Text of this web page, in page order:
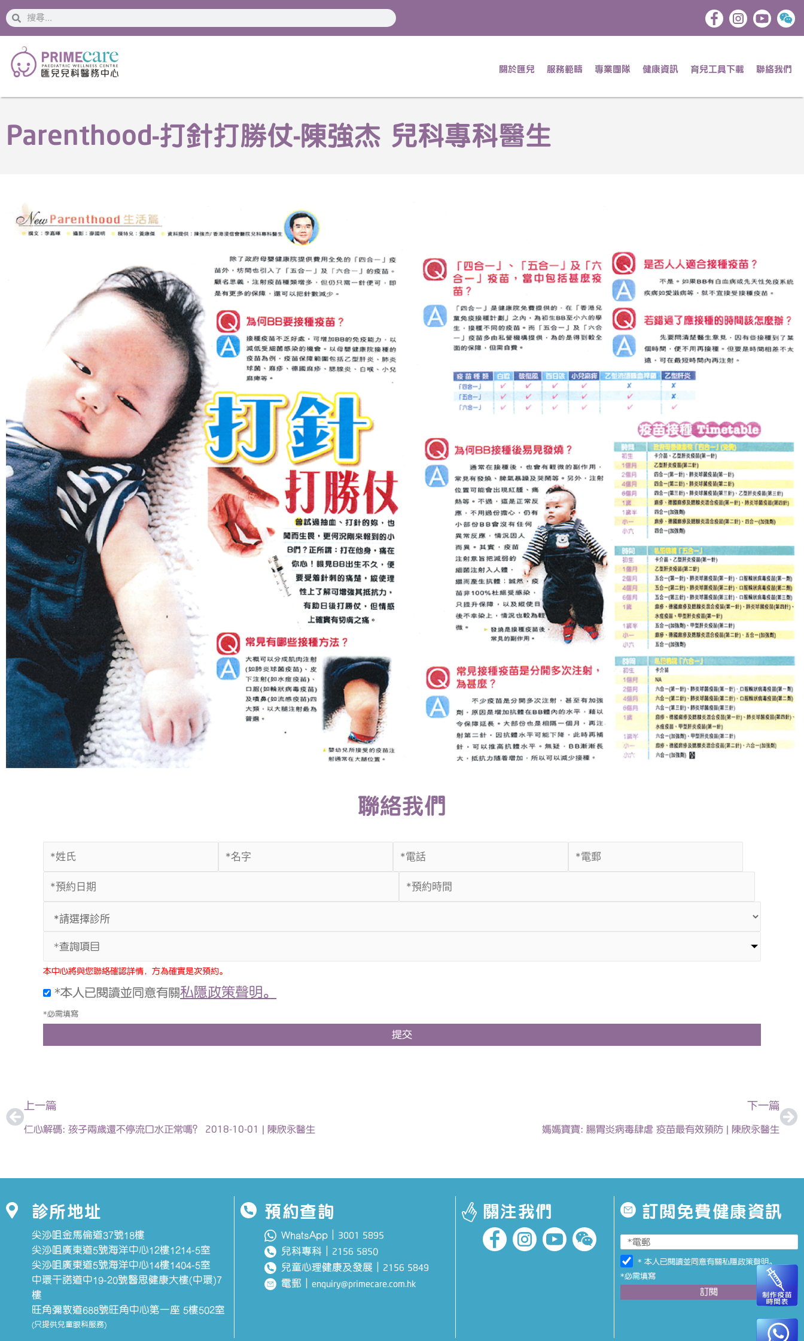
搜
索
搜
索
關於匯兒 服務範疇 專業團隊 健康資訊 育兒工具下載 聯絡我們
Parenthood-打針打勝仗-陳強杰 兒科專科醫生
聯絡我們
*查詢項目
本中心將與您聯絡確認詳情，方為確實是次預約。
*本人已閱讀並同意有關私隱政策聲明。
*必需填寫
提交
上一篇
仁心解碼: 孩子兩歲還不停流口水正常嗎？ 2018-10-01 | 陳欣永醫生
下一篇
媽媽寶寶: 腸胃炎病毒肆虐 疫苗最有效預防 | 陳欣永醫生
診所地址
尖沙咀金馬倫道37號18樓
尖沙咀廣東道5號海洋中心12樓1214-5室
尖沙咀廣東道5號海洋中心14樓1404-5室
中環干諾道中19-20號醫思健康大樓(中環)7
樓
旺角彌敦道688號旺角中心第一座 5樓502室
(只提供兒童眼科服務)
預約查詢
WhatsApp｜ 3001 5895
兒科專科 2156 5850
兒童心理健康及發展
2156 5849
電郵 ｜enquiry@primecare.com.hk
關注我們 訂閱免費健康資訊
* 本人已閱讀並同意有關私隱政策聲明。
*必需填寫